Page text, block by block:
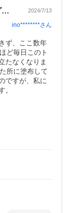
敏感肌なので白髪染めやカラーリングがで… 2024/7/13
ino********さん
ず、ここ数年
ど毎日このト
たなくなりま
所に塗布して
ですが、私に
。